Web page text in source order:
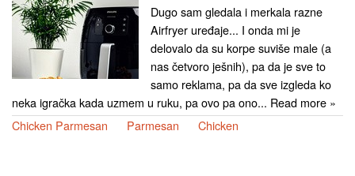
Dugo sam gledala i merkala razne
Airfryer uređaje... I onda mi je
delovalo da su korpe suviše male (a
nas četvoro ješnih), pa da je sve to
samo reklama, pa da sve izgleda ko
neka igračka kada uzmem u ruku, pa ovo pa ono... Read more »
Chicken Parmesan
Parmesan Chicken